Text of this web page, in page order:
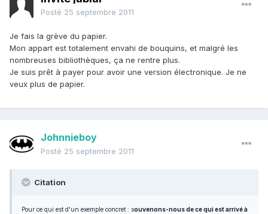
Posté 25 septembre 2011
Je fais la grève du papier.
Mon appart est totalement envahi de bouquins, et malgré les
nombreuses bibliothèques, ça ne rentre plus.
Je suis prêt à payer pour avoir une version électronique. Je ne
veux plus de papier.
Johnnieboy
Posté 25 septembre 2011
Citation
Pour ce qui est d'un exemple concret : souvenons-nous de ce qui est arrivé à